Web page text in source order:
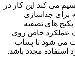
می کند این کار در
برای جداسازی
های تصفیه
عملکرد خاص روی
می شود تا پساب
استفاده مجدد باشد.